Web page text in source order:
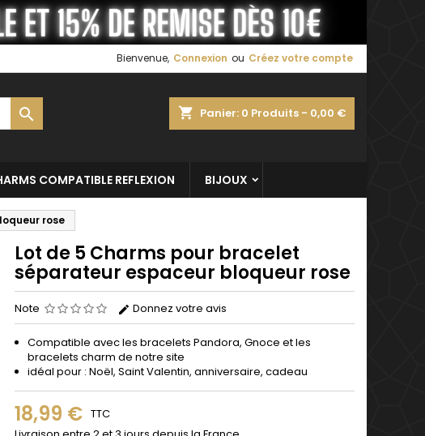
Bienvenue, Connexion ou Créez votre compte
shopping_cart Panier: 0 Produits - 0,00 €

COMPATIBLE REFLEXION BIJOUX
rose
Lot de 5 Charms pour bracelet
séparateur espaceur bloqueur rose
Note Donnez votre avis
Compatible avec les bracelets Pandora, Gnoce et les
bracelets charm de notre site
idéal pour : Noël, Saint Valentin, anniversaire, cadeau
18,99 € TTC
×
×
d'envies
×